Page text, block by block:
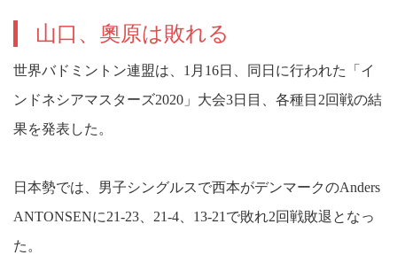
山口、奧原は敗れる
世界バドミントン連盟は、1月16日、同日に行われた「イ
ンドネシアマスターズ2020」大会3日目、各種目2回戦の結
果を発表した。
日本勢では、男子シングルスで西本がデンマークのAnders
ANTONSENに21-23、21-4、13-21で敗れ2回戦敗退となっ
た。